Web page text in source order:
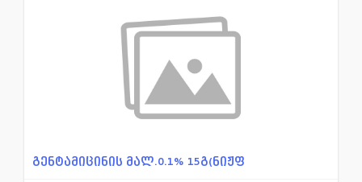
გენტამიცინის მალ.0.1% 15გ(ნიჟფ